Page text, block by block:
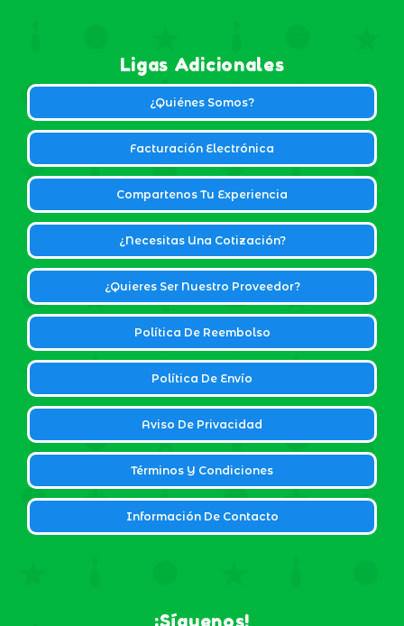
Ligas Adicionales
¿Quiénes Somos?
Facturación Electrónica
Compartenos Tu Experiencia
¿Necesitas Una Cotización?
¿Quieres Ser Nuestro Proveedor?
Política De Reembolso
Política De Envío
Aviso De Privacidad
Términos Y Condiciones
Información De Contacto